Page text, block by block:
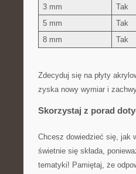
3 mm
Tak
5 mm
Tak
8 mm
Tak
Zdecyduj się na płyty
zyska nowy ‌wymiar i
Skorzystaj z porad
Chcesz dowiedzieć się, jak
świetnie się⁣ składa,
tematyki! Pamiętaj, że​